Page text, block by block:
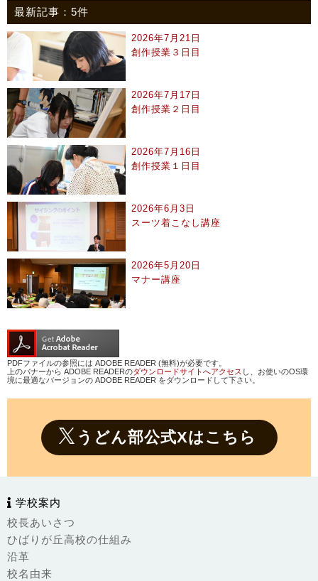
最新記事：5件
2026年7月21日
創作授業３日目
2026年7月17日
創作授業２日目
2026年7月16日
創作授業１日目
2026年6月3日
スーツ着こなし講座
2026年5月20日
マナー講座
PDFファイルの参照には ADOBE READER (無料)が必要です。
上のバナーから ADOBE READERのダウンロードサイトへアクセス し、お使いのOS環
境に最適なバージョンの ADOBE READER をダウンロードして下さい。
うどん部公式Xはこちら
学校案内
校長あいさつ
ひばりが丘高校の仕組み
沿革
校名由来